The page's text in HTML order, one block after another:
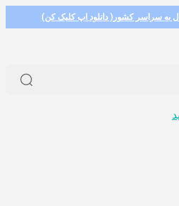
به سراسر کشور( دانلود اپ کلیک کن)